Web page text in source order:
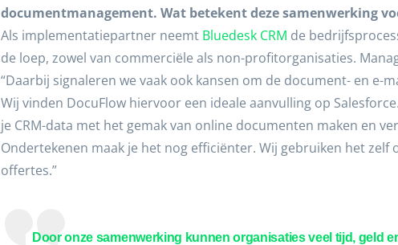
documentmanagement. Wat betekent deze samenwerking
Als implementatiepartner neemt Bluedesk CRM de
de loep, zowel van commerciële als non-profitorganisaties.
“Daarbij signaleren we vaak ook kansen om de document- en e-
Wij vinden DocuFlow hiervoor een ideale aanvulling op
je CRM-data met het gemak van online documenten maken en
Ondertekenen maak je het nog efficiënter. Wij gebruiken het zelf
offertes.”
Door onze samenwerking kunnen organisaties veel tijd, geld